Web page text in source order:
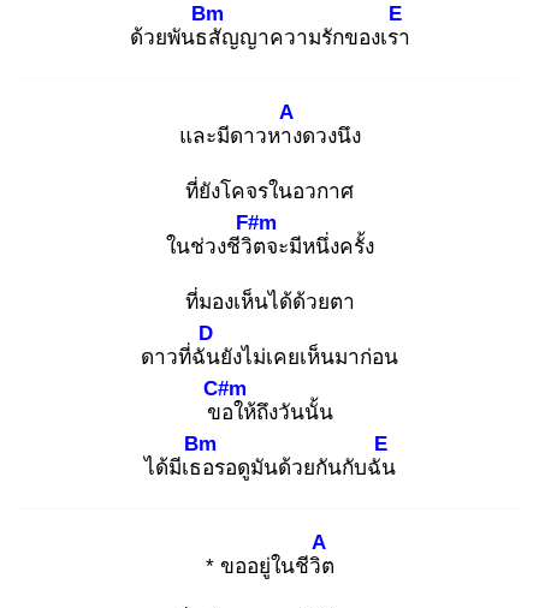
ด้วยพันธสั
Bm
ญญาความรักของเรา
E
และมีดาวหาง
A
ดวงนึง
ที่ยังโคจรในอวกาศ
ในช่วงชีวิต
F#m
จะมีหนึ่งครั้ง
ที่มองเห็นได้ด้วยตา
ดาวที่ฉัน
D
ยังไม่เคยเห็นมาก่อน
ขอ
C#m
ให้ถึงวันนั้น
ได้มีเธอ
Bm
รอดูมันด้วยกันกับฉัน
E
* ขออยู่ในชีวิต
A